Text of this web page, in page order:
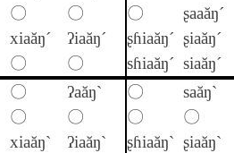
〇 〇 〇 ʂaaăŋ´
xiaăŋ´ ʔiaăŋ´ ʂɦiaăŋ´ ʂiaăŋ´
〇 〇 sɦiaăŋ´ siaăŋ´
〇 ʔaăŋ` 〇 saăŋ`
〇 〇 〇 〇
xiaăŋ` ʔiaăŋ` ʂɦiaăŋ` ʂiaăŋ`